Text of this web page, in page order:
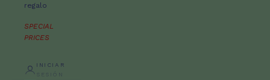
regalo
SPECIAL
PRICES
INICIAR
SESIÓN